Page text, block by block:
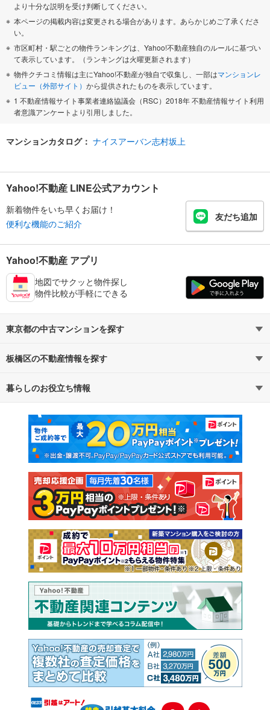
より十分な説明を受け判断してください。
本ページの掲載内容は変更される場合があります。あらかじめご了承くださ
い。
市区町村・駅ごとの物件ランキングは、Yahoo!不動産独自のルールに基づい
て表示しています。（ランキングは火曜更新されます）
物件クチコミ情報は主にYahoo!不動産が独自で収集し、一部はマンションレ
ビュー（外部サイト） から提供されたものを表示しています。
1 不動産情報サイト事業者連絡協議会（RSC）2018年 不動産情報サイト利用
者意識アンケートより引用しました。
マンションカタログ： ナイスアーバン志村坂上
Yahoo!不動産 LINE公式アカウント
新着物件をいち早くお届け！
便利な機能のご紹介
友だち追加
Yahoo!不動産 アプリ
地図でサクッと物件探し
物件比較が手軽にできる
東京都の中古マンションを探す
路線・駅から探す
通勤・通学時間から探す
板橋区の不動産情報を探す
不動産・住宅
新築マンション 中古マンション
新築一戸建て 中古一戸建て
注文住宅 土地
売却査定
暮らしのお役立ち情報
マンションカタログ 教えて！住まいの先生